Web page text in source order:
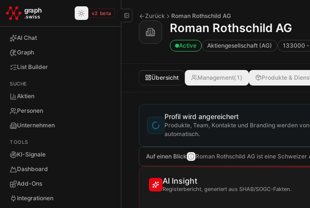
Skip to main content
graph
.swiss
v2 beta
AI Chat
Graph
List Builder
SUCHE
Aktien
Personen
Unternehmen
TOOLS
KI-Signale
Dashboard
Add-Ons
Integrationen
Zurück Roman Rothschild AG
Roman Rothschild AG
Active Aktiengesellschaft (AG) 133000 -
Übersicht Management( 1 ) Produkte &
Profil wird angereichert
Produkte, Team, Kontakte und Branding werden
automatisch.
Auf einen Blick Roman Rothschild AG ist eine
AI Insight
Registerbericht, generiert aus SHAB/SOGC-Fakten.